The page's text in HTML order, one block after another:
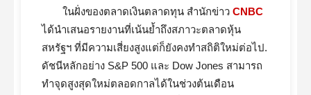
ในฝั่งของตลาดเงินตลาดทุน สำนักข่าว CNBC
ได้นำเสนอรายงานที่เน้นย้ำถึงสภาวะตลาดหุ้น
สหรัฐฯ ที่มีความเสี่ยงสูงแต่ก็ยังคงทำสถิติใหม่ต่อไป.
ดัชนีหลักอย่าง S&P 500 และ Dow Jones สามารถ
ทำจุดสูงสุดใหม่ตลอดกาลได้ในช่วงต้นเดือน